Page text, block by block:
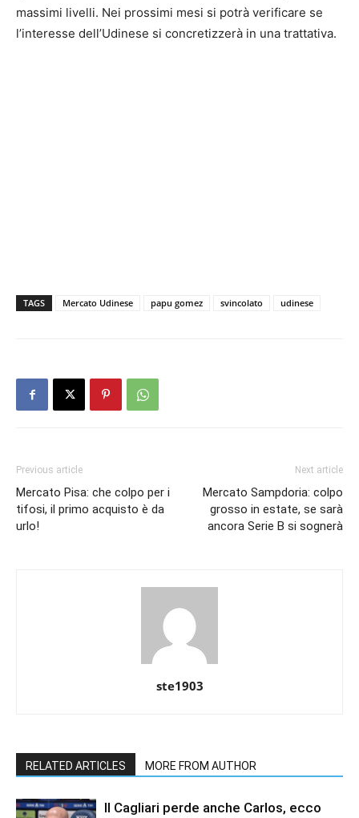
massimi livelli. Nei prossimi mesi si potrà verificare se
l’interesse dell’Udinese si concretizzerà in una trattativa.
TAGS Mercato Udinese papu gomez svincolato udinese
Previous article
Mercato Pisa: che colpo per i
tifosi, il primo acquisto è da
urlo!
Next article
Mercato Sampdoria: colpo
grosso in estate, se sarà
ancora Serie B si sognerà
ste1903
RELATED ARTICLES MORE FROM AUTHOR
Il Cagliari perde anche Carlos, ecco